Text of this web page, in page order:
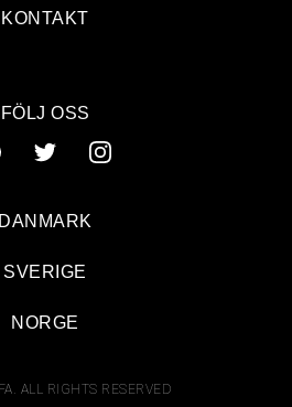
KONTAKT
FÖLJ OSS
ALL RIGHTS RESERVED
DANMARK
SVERIGE
NORGE